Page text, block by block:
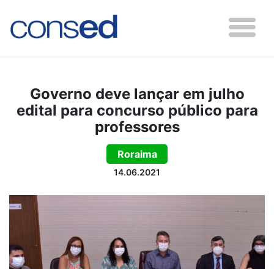
Governo deve lançar em julho
edital para concurso público para
professores
Roraima
14.06.2021